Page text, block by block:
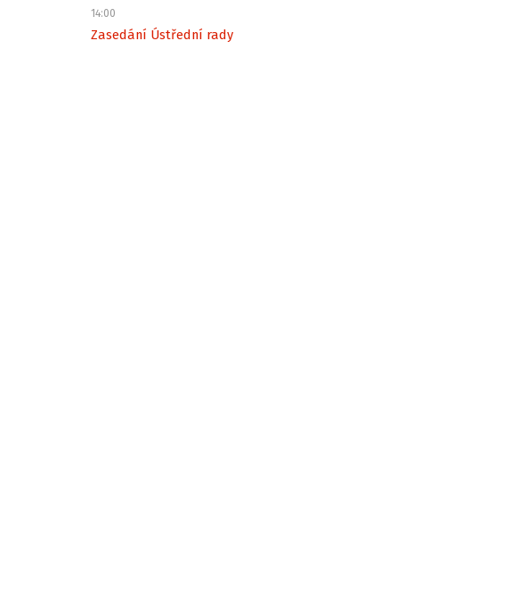
14:00
Zasedání Ústřední rady